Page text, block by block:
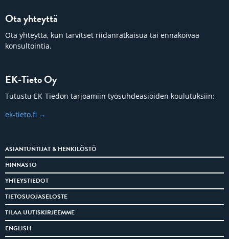
Ota yhteyttä
Ota yhteyttä, kun tarvitset riidanratkaisua tai ennakoivaa
konsultointia.
EK-Tieto Oy
Tutustu EK-Tiedon tarjoamiin työsuhdeasioiden koulutuksiin:
ek-tieto.fi
ASIANTUNTIJAT & HENKILÖSTÖ
HINNASTO
YHTEYSTIEDOT
TIETOSUOJASELOSTE
TILAA UUTISKIRJEEMME
ENGLISH